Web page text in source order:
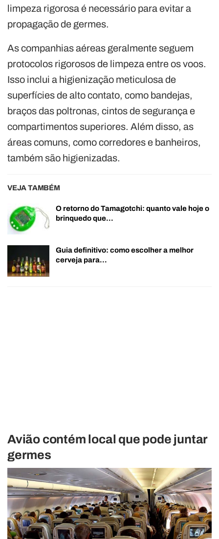
limpeza rigorosa é necessário para evitar a
propagação de germes.
As companhias aéreas geralmente seguem
protocolos rigorosos de limpeza entre os voos.
Isso inclui a higienização meticulosa de
superfícies de alto contato, como bandejas,
braços das poltronas, cintos de segurança e
compartimentos superiores. Além disso, as
áreas comuns, como corredores e banheiros,
também são higienizadas.
VEJA TAMBÉM
O retorno do Tamagotchi: quanto vale hoje o
brinquedo que…
Guia definitivo: como escolher a melhor
cerveja para…
Avião contém local que pode juntar
germes